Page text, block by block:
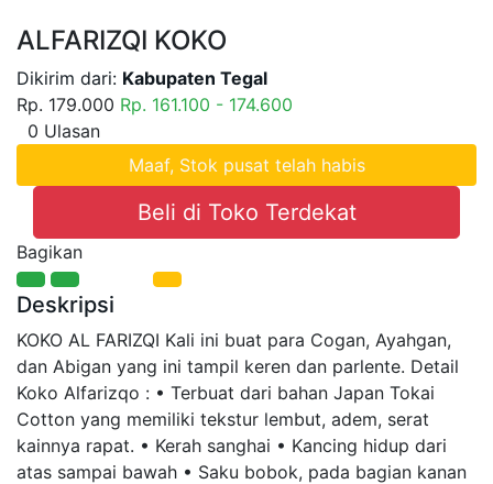
ALFARIZQI KOKO
Dikirim dari: Kabupaten Tegal
Rp. 179.000 Rp. 161.100 - 174.600
0 Ulasan
Maaf, Stok pusat telah habis
Beli di Toko Terdekat
Bagikan
Deskripsi
KOKO AL FARIZQI Kali ini buat para Cogan, Ayahgan,
dan Abigan yang ini tampil keren dan parlente. Detail
Koko Alfarizqo : • Terbuat dari bahan Japan Tokai
Cotton yang memiliki tekstur lembut, adem, serat
kainnya rapat. • Kerah sanghai • Kancing hidup dari
atas sampai bawah • Saku bobok, pada bagian kanan